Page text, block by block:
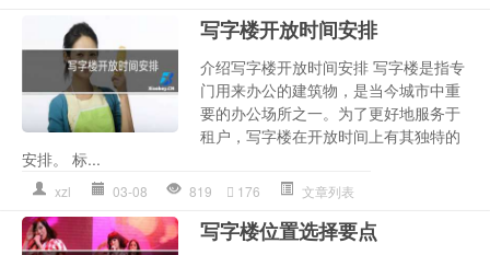
写字楼开放时间安排
介绍写字楼开放时间安排 写字楼是指专
门用来办公的建筑物，是当今城市中重
要的办公场所之一。为了更好地服务于
租户，写字楼在开放时间上有其独特的
安排。 标...
xzl 03-08 819 176 文章列表
写字楼位置选择要点